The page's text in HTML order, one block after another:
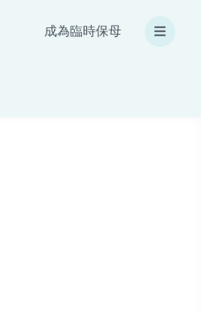
成為臨時保母